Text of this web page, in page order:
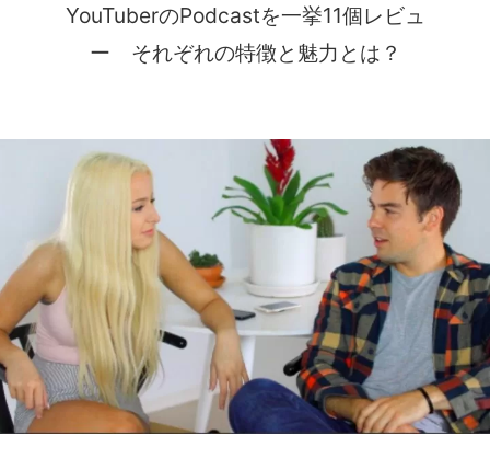
YouTuberのPodcastを一挙11個レビュ
ー それぞれの特徴と魅力とは？